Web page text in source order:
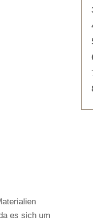
es sich um